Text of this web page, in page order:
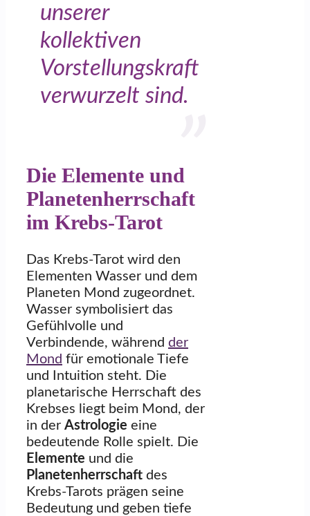
unserer
kollektiven
Vorstellungskraft
verwurzelt sind.
Die Elemente und
Planetenherrschaft
im Krebs-Tarot
Das Krebs-Tarot wird den
Elementen Wasser und dem
Planeten Mond zugeordnet.
Wasser symbolisiert das
Gefühlvolle und
Verbindende, während der
Mond für emotionale Tiefe
und Intuition steht. Die
planetarische Herrschaft des
Krebses liegt beim Mond, der
in der Astrologie eine
bedeutende Rolle spielt. Die
Elemente und die
Planetenherrschaft des
Krebs-Tarots prägen seine
Bedeutung und geben tiefe